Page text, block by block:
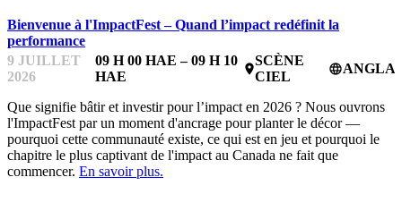
Bienvenue à l'ImpactFest – Quand l’impact redéfinit la
performance
9 JUILLET
2026
09 H 00 HAE – 09 H 10
HAE
place
SCÈNE
CIEL
language
Que signifie bâtir et investir pour l’impact en 2026 ? Nous ouvrons
l'ImpactFest par un moment d'ancrage pour planter le décor —
pourquoi cette communauté existe, ce qui est en jeu et pourquoi le
chapitre le plus captivant de l'impact au Canada ne fait que
commencer. En savoir plus.